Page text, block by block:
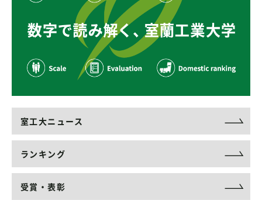
室工大ニュース
ランキング
受賞・表彰